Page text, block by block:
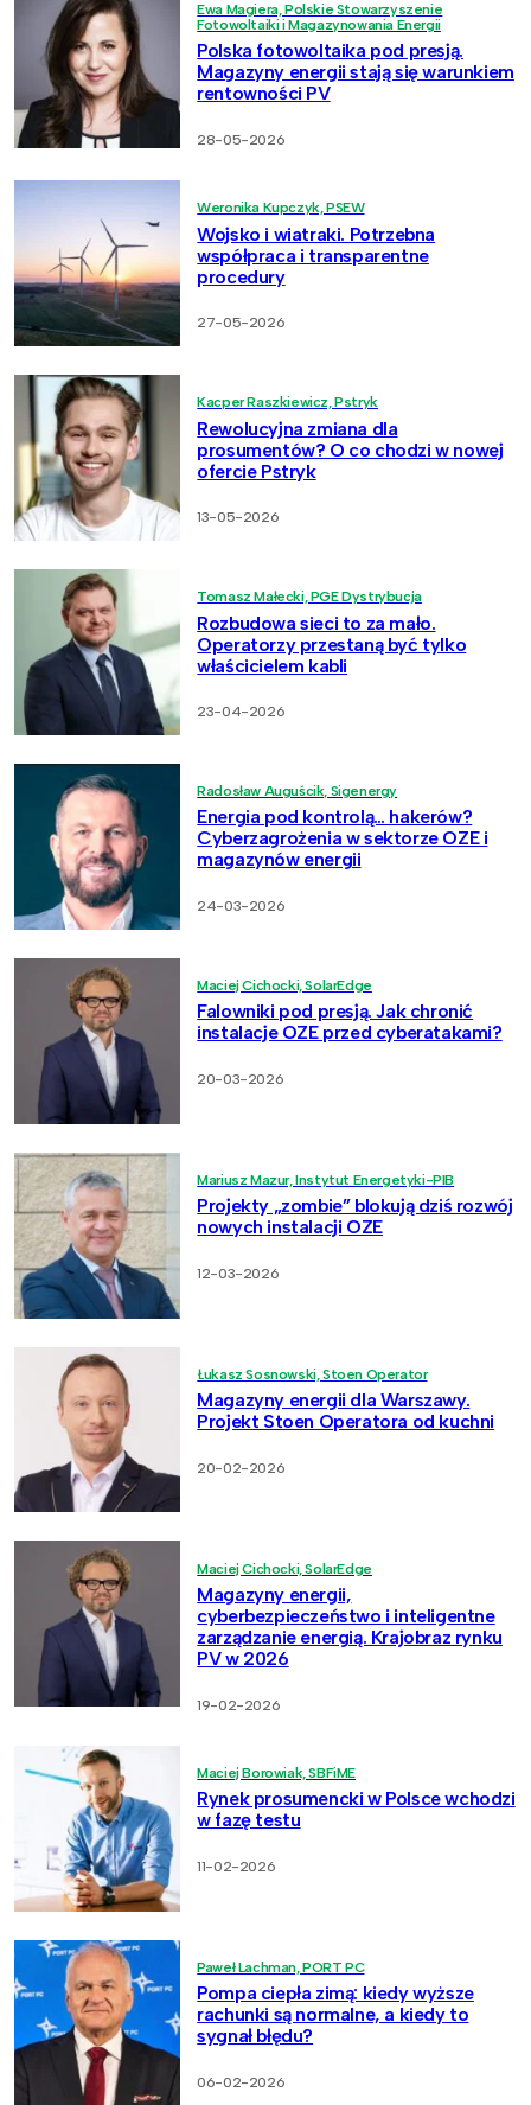
Ewa Magiera, Polskie Stowarzyszenie
Fotowoltaiki i Magazynowania Energii
Polska fotowoltaika pod presją.
Magazyny energii stają się warunkiem
rentowności PV
28-05-2026
Weronika Kupczyk, PSEW
Wojsko i wiatraki. Potrzebna
współpraca i transparentne
procedury
27-05-2026
Kacper Raszkiewicz, Pstryk
Rewolucyjna zmiana dla
prosumentów? O co chodzi w nowej
ofercie Pstryk
13-05-2026
Tomasz Małecki, PGE Dystrybucja
Rozbudowa sieci to za mało.
Operatorzy przestaną być tylko
właścicielem kabli
23-04-2026
Radosław Auguścik, Sigenergy
Energia pod kontrolą… hakerów?
Cyberzagrożenia w sektorze OZE i
magazynów energii
24-03-2026
Maciej Cichocki, SolarEdge
Falowniki pod presją. Jak chronić
instalacje OZE przed cyberatakami?
20-03-2026
Mariusz Mazur, Instytut Energetyki-PIB
Projekty „zombie” blokują dziś rozwój
nowych instalacji OZE
12-03-2026
Łukasz Sosnowski, Stoen Operator
Magazyny energii dla Warszawy.
Projekt Stoen Operatora od kuchni
20-02-2026
Maciej Cichocki, SolarEdge
Magazyny energii,
cyberbezpieczeństwo i inteligentne
zarządzanie energią. Krajobraz rynku
PV w 2026
19-02-2026
Maciej Borowiak, SBFiME
Rynek prosumencki w Polsce wchodzi
w fazę testu
11-02-2026
Paweł Lachman, PORT PC
Pompa ciepła zimą: kiedy wyższe
rachunki są normalne, a kiedy to
sygnał błędu?
06-02-2026